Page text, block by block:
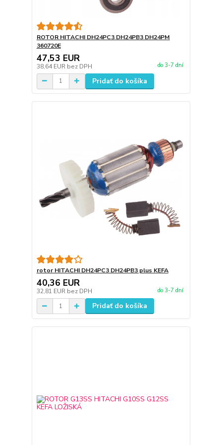
ROTOR HITACHI DH24PC3 DH24PB3 DH24PM
360720E
47,53 EUR
38,64 EUR bez DPH do 3-7 dní
Pridať do košíka
rotor HITACHI DH24PC3 DH24PB3 plus KEFA
40,36 EUR
32,81 EUR bez DPH do 3-7 dní
Pridať do košíka